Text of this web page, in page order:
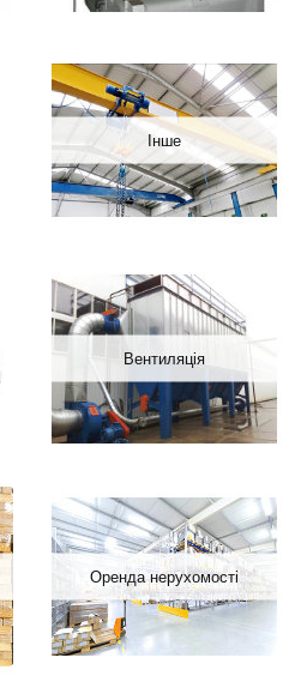
Інше
Вентиляція
Оренда нерухомості